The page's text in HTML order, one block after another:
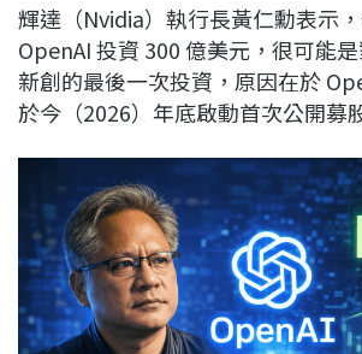
b
o
o
k
a
d
s
e
d
I
n
L
i
n
k
輝達（Nvidia）執行長黃仁勳表示
OpenAI 投資 300 億美元，很可能
新創的最後一次投資，原因在於
於今（2026）年底啟動首次公開募